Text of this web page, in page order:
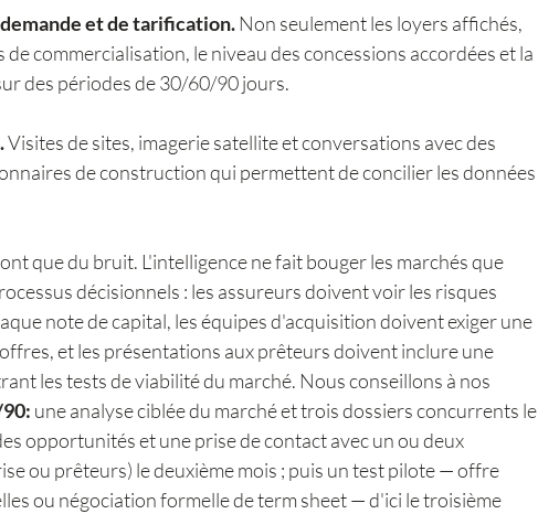
et de tarification. Non seulement les loyers affichés,
commercialisation, le niveau des concessions accordées et la
des périodes de 30/60/90 jours.
Visites de sites, imagerie satellite et conversations avec des
de construction qui permettent de concilier les données
que du bruit. L'intelligence ne fait bouger les marchés que
décisionnels : les assureurs doivent voir les risques
note de capital, les équipes d'acquisition doivent exiger une
et les présentations aux prêteurs doivent inclure une
les tests de viabilité du marché. Nous conseillons à nos
une analyse ciblée du marché et trois dossiers concurrents le
opportunités et une prise de contact avec un ou deux
ou prêteurs) le deuxième mois ; puis un test pilote — offre
ou négociation formelle de term sheet — d'ici le troisième